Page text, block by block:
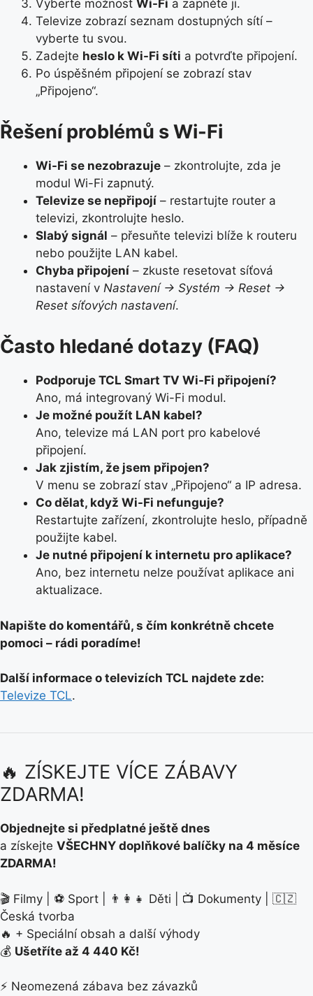
Vyberte možnost Wi-Fi a zapněte ji.
Televize zobrazí seznam dostupných sítí –
vyberte tu svou.
Zadejte heslo k Wi-Fi síti a potvrďte připojení.
Po úspěšném připojení se zobrazí stav
„Připojeno“.
Řešení problémů s Wi-Fi
Wi-Fi se nezobrazuje – zkontrolujte, zda je
modul Wi-Fi zapnutý.
Televize se nepřipojí – restartujte router a
televizi, zkontrolujte heslo.
Slabý signál – přesuňte televizi blíže k routeru
nebo použijte LAN kabel.
Chyba připojení – zkuste resetovat síťová
nastavení v Nastavení → Systém → Reset →
Reset síťových nastavení.
Často hledané dotazy (FAQ)
Podporuje TCL Smart TV Wi-Fi připojení?
Ano, má integrovaný Wi-Fi modul.
Je možné použít LAN kabel?
Ano, televize má LAN port pro kabelové
připojení.
Jak zjistím, že jsem připojen?
V menu se zobrazí stav „Připojeno“ a IP adresa.
Co dělat, když Wi-Fi nefunguje?
Restartujte zařízení, zkontrolujte heslo, případně
použijte kabel.
Je nutné připojení k internetu pro aplikace?
Ano, bez internetu nelze používat aplikace ani
aktualizace.
Napište do komentářů, s čím konkrétně chcete
pomoci – rádi poradíme!
Další informace o televizích TCL najdete zde:
Televize TCL.
🔥 ZÍSKEJTE VÍCE ZÁBAVY
ZDARMA!
Objednejte si předplatné ještě dnes
a získejte VŠECHNY doplňkové balíčky na 4 měsíce
ZDARMA!
🎬 Filmy | ⚽ Sport | 👨‍👩‍👧 Děti | 📺 Dokumenty | 🇨🇿
Česká tvorba
🔥 + Speciální obsah a další výhody
💰 Ušetříte až 4 440 Kč!
⚡ Neomezená zábava bez závazků